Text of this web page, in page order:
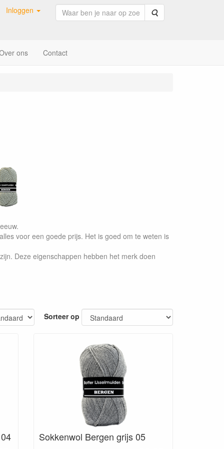
Inloggen Zoeken
ons Contact
voor een goede prijs. Het is goed om te weten is
Deze eigenschappen hebben het merk doen
Sorteer op
Sokkenwol Bergen grijs 05